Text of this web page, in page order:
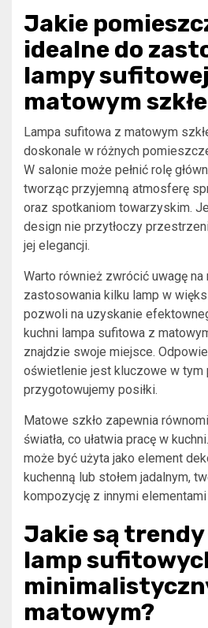
Jakie
idealne do
lampy
matowym
Lampa sufitowa z matowym
doskonale w różnych
W salonie może pełnić rolę
tworząc przyjemną atmosferę
oraz spotkaniom towarzyskim.
design nie przytłoczy
jej elegancji.
Warto również zwrócić uwagę
zastosowania kilku lamp w
pozwoli na uzyskanie
kuchni lampa sufitowa z
znajdzie swoje miejsce.
oświetlenie jest kluczowe w tym
przygotowujemy posiłki.
Matowe szkło zapewnia
światła, co ułatwia pracę w
może być użyta jako element
kuchenną lub stołem jadalnym,
kompozycję z innymi
Jakie są
lamp
matowym?